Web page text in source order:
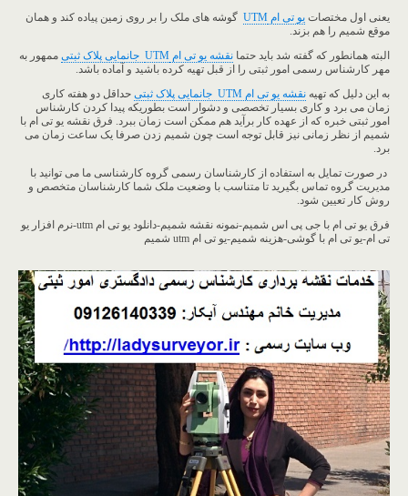
یعنی اول مختصات یو تی ام UTM گوشه های ملک را بر روی زمین پیاده کند و همان
موقع شمیم را هم بزند.
البته همانطور که گفته شد باید حتما نقشه یو تی ام UTM جانمایی پلاک ثبتی ممهور به
مهر کارشناس رسمی امور ثبتی را از قبل تهیه کرده باشید و آماده باشد.
به این دلیل که تهیه نقشه یو تی ام UTM جانمایی پلاک ثبتی
حداقل دو هفته کاری
زمان می برد و کاری بسیار تخصصی و دشوار است بطوریکه پیدا کردن کارشناس
امور ثبتی خبره که از عهده کار برآید هم ممکن است زمان ببرد. فرق نقشه یو تی ام با
شمیم از نظر زمانی نیز قابل توجه است چون شمیم زدن صرفا یک ساعت زمان می
برد.
​ در صورت تمایل به استفاده از کارشناسان رسمی گروه کارشناسی ما می توانید با
مدیریت گروه تماس بگیرید تا متناسب با وضعیت ملک شما کارشناسان متخصص و
روش کار تعیین شود.
فرق یو تی ام با جی پی اس شمیم-نمونه نقشه شمیم-دانلود یو تی ام utm-نرم افزار یو
تی ام-یو تی ام با گوشی-هزینه شمیم-یو تی ام utm شمیم